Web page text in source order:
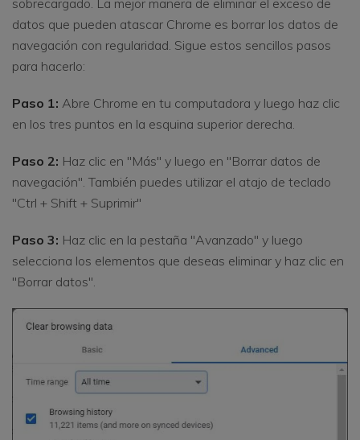
sobrecargado. La mejor manera de eliminar el exceso de
datos que pueden atascar Chrome es borrar los datos de
navegación con regularidad. Sigue estos sencillos pasos
para hacerlo:
Paso 1: Abre Chrome en tu computadora y luego haz clic
en los tres puntos en la esquina superior derecha.
Paso 2: Haz clic en "Más" y luego en "Borrar datos de
navegación". También puedes utilizar el atajo de teclado
"Ctrl + Shift + Suprimir"
Paso 3: Haz clic en la pestaña "Avanzado" y luego
selecciona los elementos que deseas eliminar y haz clic en
"Borrar datos".